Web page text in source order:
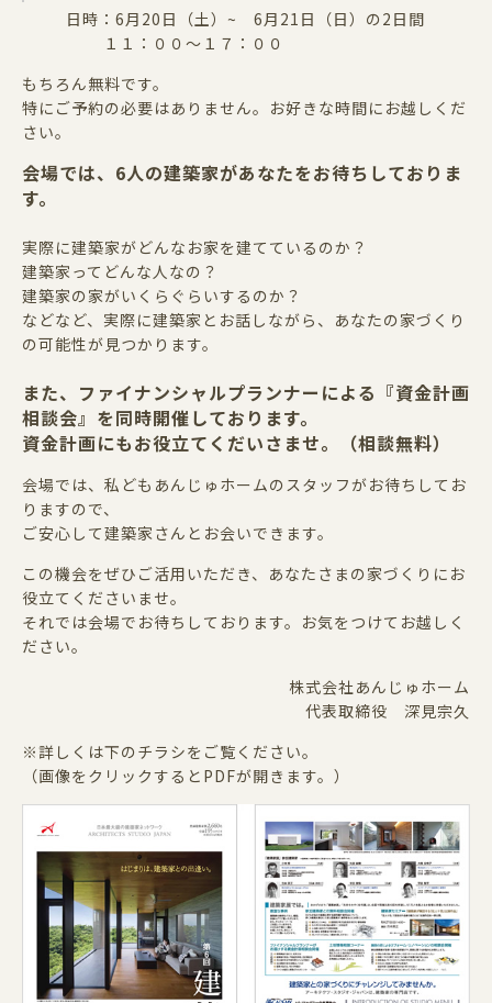
日時：6月20日（土）~ 6月21日（日）の2日間
１１：００～１７：００
もちろん無料です。
特にご予約の必要はありません。お好きな時間にお越しくだ
さい。
会場では、6人の建築家があなたをお待ちしておりま
す。
実際に建築家がどんなお家を建てているのか？
建築家ってどんな人なの？
建築家の家がいくらぐらいするのか？
などなど、実際に建築家とお話しながら、あなたの家づくり
の可能性が見つかります。
また、ファイナンシャルプランナーによる『資金計画
相談会』を同時開催しております。
資金計画にもお役立てくだいさませ。（相談無料）
会場では、私どもあんじゅホームのスタッフがお待ちしてお
りますので、
ご安心して建築家さんとお会いできます。
この機会をぜひご活用いただき、あなたさまの家づくりにお
役立てくださいませ。
それでは会場でお待ちしております。お気をつけてお越しく
ださい。
株式会社あんじゅホーム
代表取締役 深見宗久
※詳しくは下のチラシをご覧ください。
（画像をクリックするとPDFが開きます。）